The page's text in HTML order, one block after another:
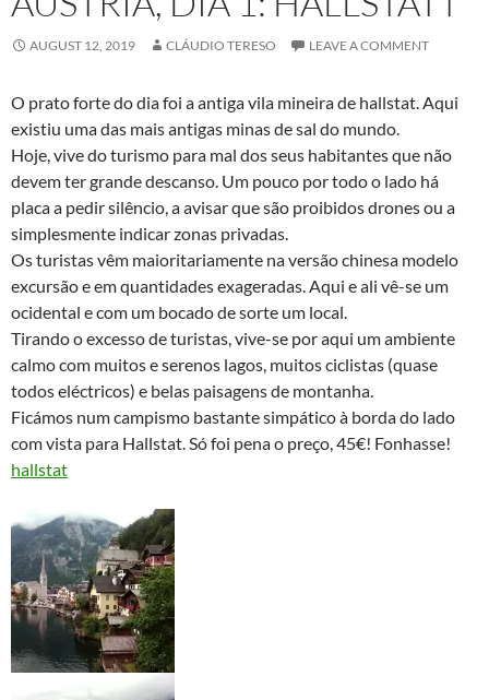
AUGUST 12, 2019 CLÁUDIO TERESO LEAVE A COMMENT
O prato forte do dia foi a antiga vila mineira de hallstat. Aqui
existiu uma das mais antigas minas de sal do mundo.
Hoje, vive do turismo para mal dos seus habitantes que não
devem ter grande descanso. Um pouco por todo o lado há
placa a pedir silêncio, a avisar que são proibidos drones ou a
simplesmente indicar zonas privadas.
Os turistas vêm maioritariamente na versão chinesa modelo
excursão e em quantidades exageradas. Aqui e ali vê-se um
ocidental e com um bocado de sorte um local.
Tirando o excesso de turistas, vive-se por aqui um ambiente
calmo com muitos e serenos lagos, muitos ciclistas (quase
todos eléctricos) e belas paisagens de montanha.
Ficámos num campismo bastante simpático à borda do lado
com vista para Hallstat. Só foi pena o preço, 45€! Fonhasse!
hallstat